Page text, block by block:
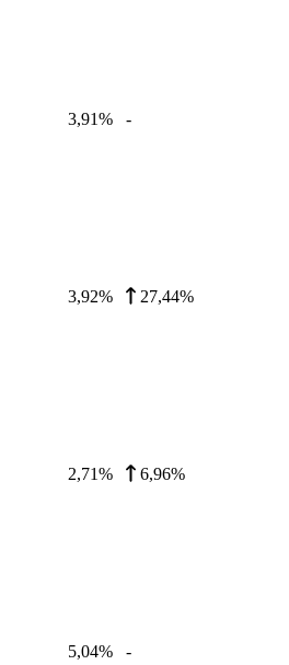
3,91% -
3,92% 27,44%
2,71% 6,96%
5,04% -